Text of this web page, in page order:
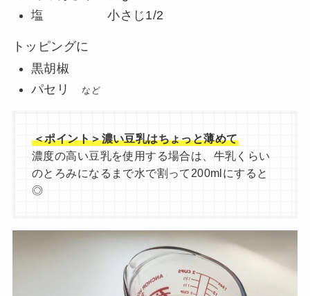
塩 小さじ1/2
トッピングに
黒胡椒
パセリ
など
＜ポイント＞濃い豆乳はちょっと薄めて
濃度の高い豆乳を使用する場合は、牛乳くらい
のとろみになるまで水で割って200mlにすると
◎